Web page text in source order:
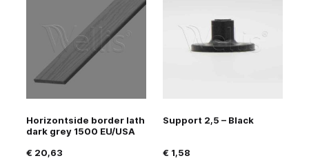
Horizontside border lath
dark grey 1500 EU/USA
€ 20,63
Support 2,5 – Black
€ 1,58